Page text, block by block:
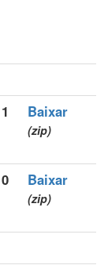
1 Baixar
(zip)
0 Baixar
(zip)